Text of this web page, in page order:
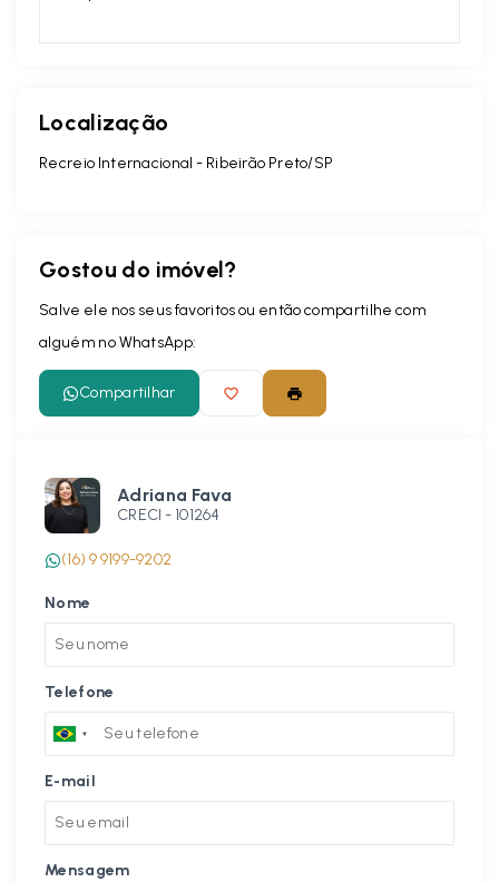
Localização
Recreio Internacional - Ribeirão Preto/SP
Gostou do imóvel?
Salve ele nos seus favoritos ou então compartilhe com
alguém no WhatsApp:
Compartilhar
Adriana Fava
CRECI - 101264
(16) 9 9199-9202
Nome
Telefone
E-mail
Mensagem